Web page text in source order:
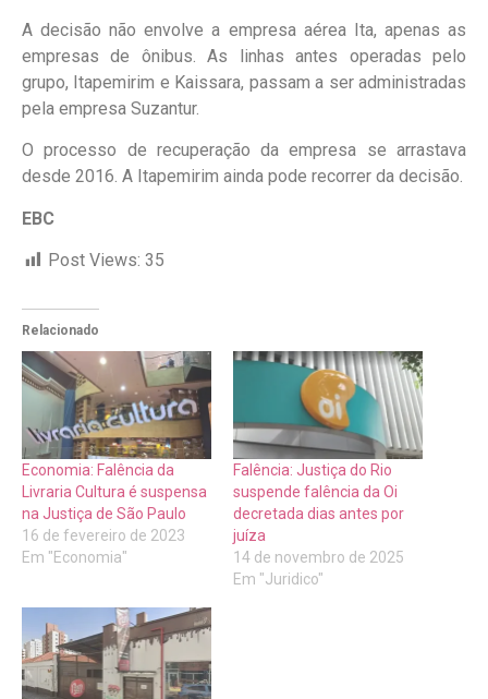
A decisão não envolve a empresa aérea Ita, apenas as
empresas de ônibus. As linhas antes operadas pelo
grupo, Itapemirim e Kaissara, passam a ser administradas
pela empresa Suzantur.
O processo de recuperação da empresa se arrastava
desde 2016. A Itapemirim ainda pode recorrer da decisão.
EBC
Post Views: 35
Relacionado
Economia: Falência da
Livraria Cultura é suspensa
na Justiça de São Paulo
16 de fevereiro de 2023
Em "Economia"
Falência: Justiça do Rio
suspende falência da Oi
decretada dias antes por
juíza
14 de novembro de 2025
Em "Juridico"